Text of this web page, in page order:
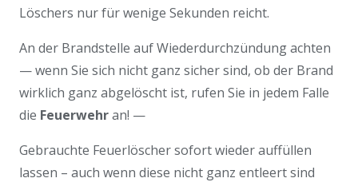
Löschers nur für wenige Sekunden reicht.
An der Brandstelle auf Wiederdurchzündung achten
— wenn Sie sich nicht ganz sicher sind, ob der Brand
wirklich ganz abgelöscht ist, rufen Sie in jedem Falle
die Feuerwehran! —
Gebrauchte Feuerlöscher sofort wieder auffüllen
lassen – auch wenn diese nicht ganz entleert sind